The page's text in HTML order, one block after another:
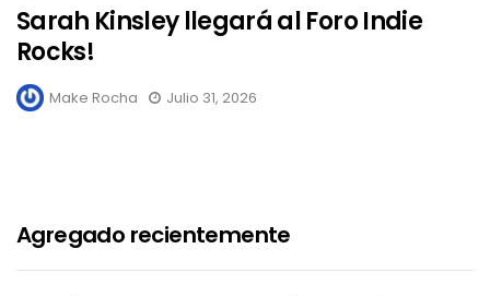
Sarah Kinsley llegará al Foro Indie
Rocks!
Make Rocha Julio 31, 2026
Agregado recientemente